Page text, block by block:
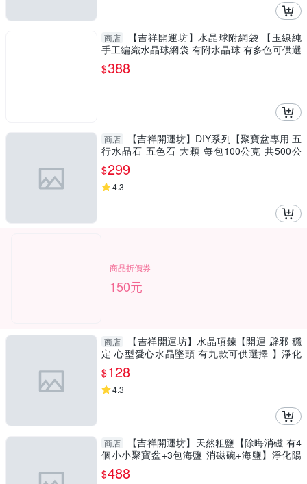
商店
【吉祥開運坊】水晶球附網袋 【玉線純
手工編織水晶球網袋 有附水晶球 有多色可供選
擇 可吊掛】
$388
商店
【吉祥開運坊】DIY系列【聚寶盆專用 五
行水晶石 五色石 大顆 每包100公克 共500公
克】已淨化
$299
4.3
商品折價券
150元
商店
【吉祥開運坊】水晶項鍊【開運 辟邪 穩
定 心型愛心水晶墜頭 有九款可供選擇 】淨化
擇日
$128
4.3
商店
【吉祥開運坊】天然粗鹽【除晦消磁 有4
個小小聚寶盆+3包海鹽 消磁碗+海鹽】淨化陽
宅
$488